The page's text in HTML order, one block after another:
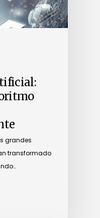
grandes
transformado